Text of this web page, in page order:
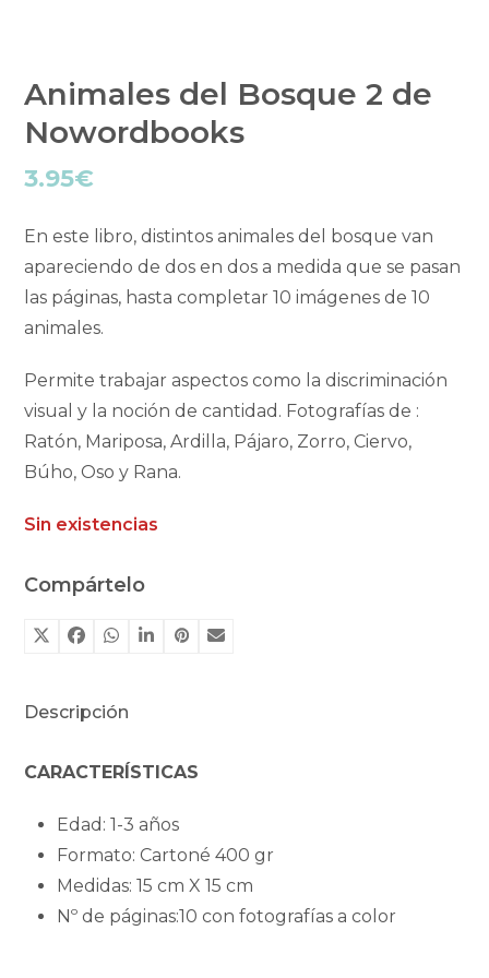
Animales del Bosque 2 de
Nowordbooks
3.95€
En este libro, distintos animales del bosque van
apareciendo de dos en dos a medida que se pasan
las páginas, hasta completar 10 imágenes de 10
animales.
Permite trabajar aspectos como la discriminación
visual y la noción de cantidad. Fotografías de :
Ratón, Mariposa, Ardilla, Pájaro, Zorro, Ciervo,
Búho, Oso y Rana.
Sin existencias
Compártelo
Descripción
CARACTERÍSTICAS
Edad: 1-3 años
Formato: Cartoné 400 gr
Medidas: 15 cm X 15 cm
Nº de páginas:10 con fotografías a color